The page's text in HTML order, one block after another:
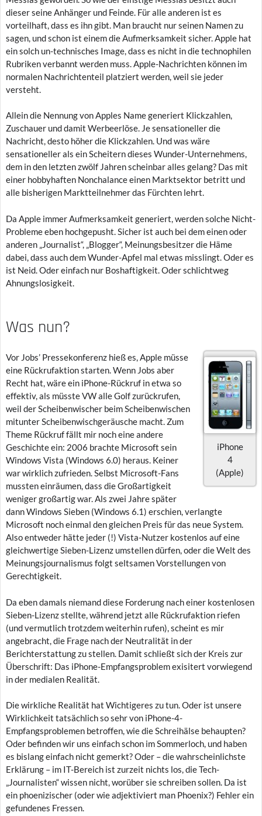
dieser seine Anhänger und Feinde. Für alle anderen ist es
vorteilhaft, dass es ihn gibt. Man braucht nur seinen Namen zu
sagen, und schon ist einem die Aufmerksamkeit sicher. Apple hat
ein solch un-technisches Image, dass es nicht in die technophilen
Rubriken verbannt werden muss. Apple-Nachrichten können im
normalen Nachrichtenteil platziert werden, weil sie jeder
versteht.
Allein die Nennung von Apples Name generiert Klickzahlen,
Zuschauer und damit Werbeerlöse. Je sensationeller die
Nachricht, desto höher die Klickzahlen. Und was wäre
sensationeller als ein Scheitern dieses Wunder-Unternehmens,
dem in den letzten zwölf Jahren scheinbar alles gelang? Das mit
einer hobbyhaften Nonchalance einen Marktsektor betritt und
alle bisherigen Marktteilnehmer das Fürchten lehrt.
Da Apple immer Aufmerksamkeit generiert, werden solche Nicht-
Probleme eben hochgepusht. Sicher ist auch bei dem einen oder
anderen „Journalist“, „Blogger“, Meinungsbesitzer die Häme
dabei, dass auch dem Wunder-Apfel mal etwas misslingt. Oder es
ist Neid. Oder einfach nur Boshaftigkeit. Oder schlichtweg
Ahnungslosigkeit.
Was nun?
iPhone
4
(Apple)
Vor Jobs’ Pressekonferenz hieß es, Apple müsse
eine Rückrufaktion starten. Wenn Jobs aber
Recht hat, wäre ein iPhone-Rückruf in etwa so
effektiv, als müsste VW alle Golf zurückrufen,
weil der Scheibenwischer beim Scheibenwischen
mitunter Scheibenwischgeräusche macht. Zum
Theme Rückruf fällt mir noch eine andere
Geschichte ein: 2006 brachte Microsoft sein
Windows Vista (Windows 6.0) heraus. Keiner
war wirklich zufrieden. Selbst Microsoft-Fans
mussten einräumen, dass die Großartigkeit
weniger großartig war. Als zwei Jahre später
dann Windows Sieben (Windows 6.1) erschien, verlangte
Microsoft noch einmal den gleichen Preis für das neue System.
Also entweder hätte jeder (!) Vista-Nutzer kostenlos auf eine
gleichwertige Sieben-Lizenz umstellen dürfen, oder die Welt des
Meinungsjournalismus folgt seltsamen Vorstellungen von
Gerechtigkeit.
Da eben damals niemand diese Forderung nach einer kostenlosen
Sieben-Lizenz stellte, während jetzt alle Rückrufaktion riefen
(und vermutlich trotzdem weiterhin rufen), scheint es mir
angebracht, die Frage nach der Neutralität in der
Berichterstattung zu stellen. Damit schließt sich der Kreis zur
Überschrift: Das iPhone-Empfangsproblem exisitert vorwiegend
in der medialen Realität.
Die wirkliche Realität hat Wichtigeres zu tun. Oder ist unsere
Wirklichkeit tatsächlich so sehr von iPhone-4-
Empfangsproblemen betroffen, wie die Schreihälse behaupten?
Oder befinden wir uns einfach schon im Sommerloch, und haben
es bislang einfach nicht gemerkt? Oder – die wahrscheinlichste
Erklärung – im IT-Bereich ist zurzeit nichts los, die Tech-
„Journalisten“ wissen nicht, worüber sie schreiben sollen. Da ist
ein phoenizischer (oder wie adjektiviert man Phoenix?) Fehler ein
gefundenes Fressen.